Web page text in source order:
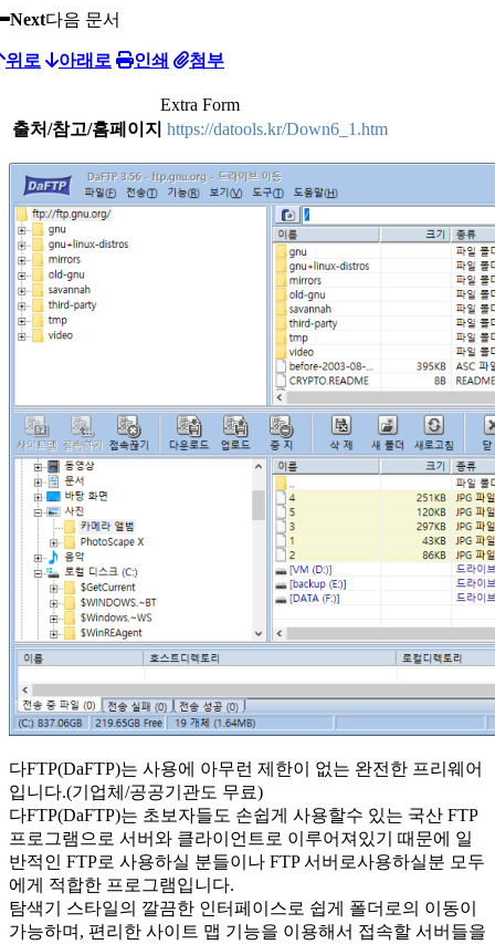
Next다음 문서
위로 아래로 인쇄 첨부
Extra Form
출처/참고/홈페이지 https://datools.kr/Down6_1.htm
다FTP(DaFTP)는 사용에 아무런 제한이 없는 완전한 프리웨어
입니다.(기업체/공공기관도 무료)
다FTP(DaFTP)는 초보자들도 손쉽게 사용할수 있는 국산 FTP
프로그램으로 서버와 클라이언트로 이루어져있기 때문에 일
반적인 FTP로 사용하실 분들이나 FTP 서버로사용하실분 모두
에게 적합한 프로그램입니다.
탐색기 스타일의 깔끔한 인터페이스로 쉽게 폴더로의 이동이
가능하며, 편리한 사이트 맵 기능을 이용해서 접속할 서버들을